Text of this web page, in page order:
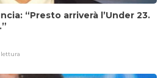
“Presto arriverà l’Under 23.